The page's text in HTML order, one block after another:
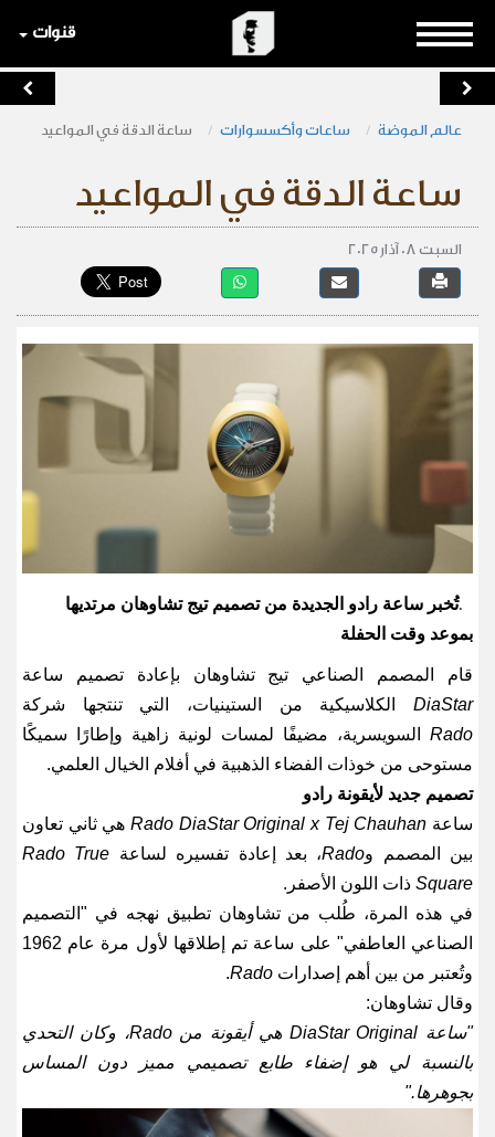
قنوات
عالم الموضة ساعات وأكسسوارات ساعة الدقة في المواعيد
ساعة الدقة في المواعيد
السبت 08 آذار 2025
.تُخبر ساعة رادو الجديدة من تصميم تيج تشاوهان مرتديها
بموعد وقت الحفلة
قام المصمم الصناعي تيج تشاوهان بإعادة تصميم ساعة
DiaStar
الكلاسيكية من الستينيات، التي تنتجها شركة
Rado
السويسرية، مضيفًا لمسات لونية زاهية وإطارًا سميكًا
مستوحى من خوذات الفضاء الذهبية في أفلام الخيال العلمي.
تصميم جديد لأيقونة رادو
ساعة Rado DiaStar Original x Tej Chauhan هي ثاني تعاون
بين المصمم وRado، بعد إعادة تفسيره لساعة Rado True
Square ذات اللون الأصفر .
في هذه المرة، طُلب من تشاوهان تطبيق نهجه في "التصميم
الصناعي العاطفي" على ساعة تم إطلاقها لأول مرة عام 1962
وتُعتبر من بين أهم إصدارات Rado
.
وقال تشاوهان:
"ساعة DiaStar Original هي أيقونة منRado، وكان التحدي
بالنسبة لي هو إضفاء طابع تصميمي مميز دون المساس
بجوهرها."